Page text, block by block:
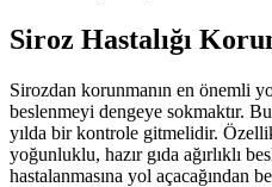
Siroz Hastalığı
Sirozdan korunmanın en önemli
beslenmeyi dengeye sokmaktır.
yılda bir kontrole gitmelidir.
yoğunluklu, hazır gıda ağırlıklı
hastalanmasına yol açacağından